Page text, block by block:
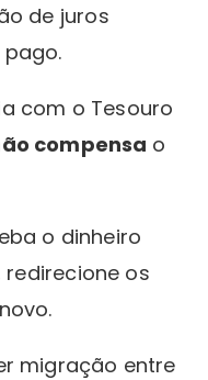
de juros
com o Tesouro
compensa o
o dinheiro
os
migração entre